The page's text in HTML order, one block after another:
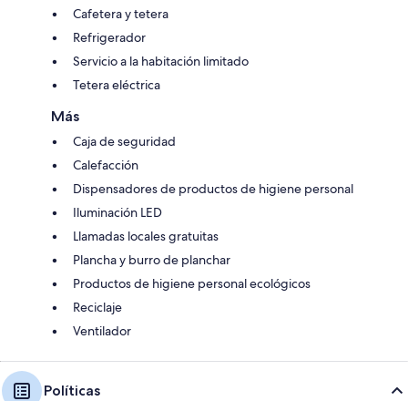
Cafetera y tetera
Refrigerador
Servicio a la habitación limitado
Tetera eléctrica
Más
Caja de seguridad
Calefacción
Dispensadores de productos de higiene personal
Iluminación LED
Llamadas locales gratuitas
Plancha y burro de planchar
Productos de higiene personal ecológicos
Reciclaje
Ventilador
Políticas